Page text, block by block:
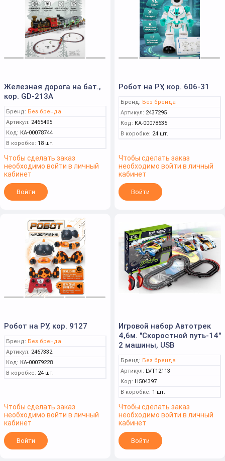
Железная дорога на бат.,
кор. GD-213A
Бренд: Без бренда
Артикул: 2465495
Код: КА-00078744
В коробке: 18 шт.
Чтобы сделать заказ
необходимо войти в личный
кабинет
Войти
Робот на РУ, кор. 606-31
Бренд: Без бренда
Артикул: 2437295
Код: КА-00078635
В коробке: 24 шт.
Чтобы сделать заказ
необходимо войти в личный
кабинет
Войти
Робот на РУ, кор. 9127
Бренд: Без бренда
Артикул: 2467332
Код: КА-00079228
В коробке: 24 шт.
Чтобы сделать заказ
необходимо войти в личный
кабинет
Войти
Игровой набор Автотрек
4,6м. "Скоростной путь-14"
2 машины, USB
Бренд: Без бренда
Артикул: LVT12113
Код: Н504397
В коробке: 1 шт.
Чтобы сделать заказ
необходимо войти в личный
кабинет
Войти